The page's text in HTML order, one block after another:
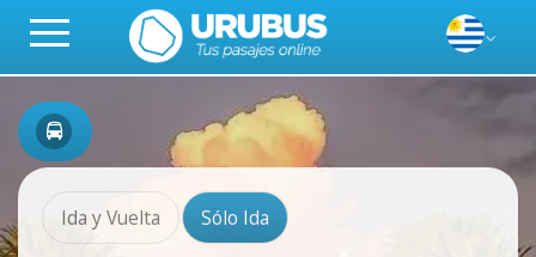
Ida y Vuelta Sólo Ida